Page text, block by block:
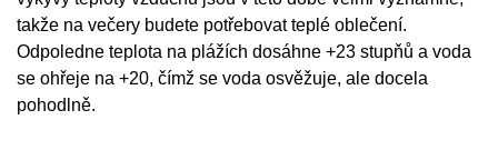
takže na večery budete potřebovat teplé oblečení.
Odpoledne teplota na plážích dosáhne +23 stupňů a voda
se ohřeje na +20, čímž se voda osvěžuje, ale docela
pohodlně.